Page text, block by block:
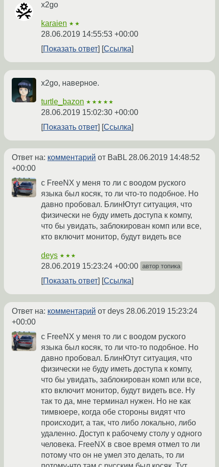
x2go
karaien ★★
28.06.2019 14:55:53 +00:00
Показать ответ
Ссылка
x2go, наверное.
turtle_bazon ★★★★★
28.06.2019 15:02:30 +00:00
Показать ответ
Ссылка
Ответ на: комментарий от BaBL28.06.2019 14:48:52
+00:00
с FreeNX у меня то ли с воодом руского
языка был косяк, то ли что-то подобное. Но
давно пробовал. БлинЮтут ситуация, что
физически не буду иметь доступа к компу,
что бы увидать, заблокирован комп или все,
кто включит монитор, будут видеть все
deys ★★★
28.06.2019 15:23:24 +00:00 автор топика
Показать ответ Ссылка
Ответ на: комментарий от deys 28.06.2019 15:23:24
+00:00
с FreeNX у меня то ли с воодом руского
языка был косяк, то ли что-то подобное. Но
давно пробовал. БлинЮтут ситуация, что
физически не буду иметь доступа к компу,
что бы увидать, заблокирован комп или все,
кто включит монитор, будут видеть все. Ну
так то да, мне терминал нужен. Но не как
тимвюере, когда обе стороны видят что
происходит, а так, что либо локально, либо
удаленно. Доступ к рабочему столу у одного
человека. FreeNX в свое время отмел то ли
потому что он не умел это делать, то ли